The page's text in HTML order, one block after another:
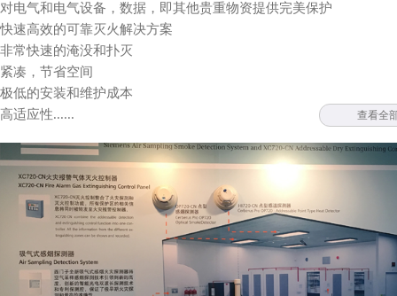
对电气和电气设备，数据，即其他贵重物资提供完美保护
快速高效的可靠灭火解决方案
非常快速的淹没和扑灭
紧凑，节省空间
极低的安装和维护成本
高适应性......
查看全